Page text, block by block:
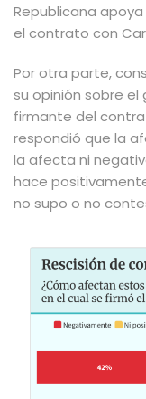
Republicana
el contrato con
Por otra parte,
su opinión sobre
firmante del
respondió que la
la afecta ni
hace
no supo o no